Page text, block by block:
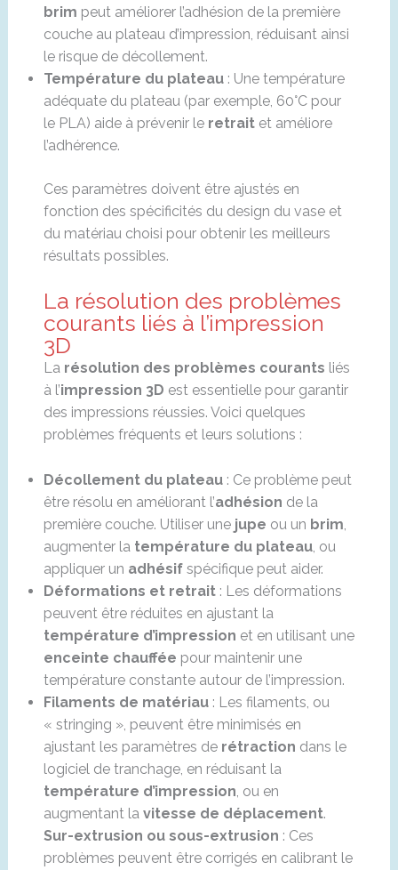
brim peut améliorer l’adhésion de la première
couche au plateau d’impression, réduisant ainsi
le risque de décollement.
Température du plateau: Une température
adéquate du plateau (par exemple, 60°C pour
le PLA) aide à prévenir le retraitet améliore
l’adhérence.
Ces paramètres doivent être ajustés en
fonction des spécificités du design du vase et
du matériau choisi pour obtenir les meilleurs
résultats possibles.
La résolution des problèmes
courants liés à l’impression
3D
La résolution des problèmes courants liés
à l’impression 3D est essentielle pour garantir
des impressions réussies. Voici quelques
problèmes fréquents et leurs solutions :
Décollement du plateau: Ce problème peut
être résolu en améliorant l’adhésion de la
première couche. Utiliser une jupe ou un brim
augmenter la température du plateau, ou
appliquer un adhésifspécifique peut aider.
Déformations et retrait: Les déformations
peuvent être réduites en ajustant la
température d’impression et en utilisant une
enceinte chauffée pour maintenir une
température constante autour de l’impression.
Filaments de matériau: Les filaments, ou
« stringing », peuvent être minimisés en
ajustant les paramètres de rétraction dans le
logiciel de tranchage, en réduisant la
température d’impression , ou en
augmentant la vitesse de déplacement.
Sur-extrusion ou sous-extrusion : Ces
problèmes peuvent être corrigés en calibrant le